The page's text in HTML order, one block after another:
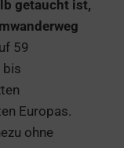
getaucht ist,
59
bis
Europas.
ohne